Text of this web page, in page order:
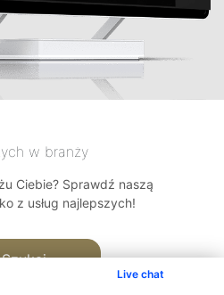
Live chat
w branży
Ciebie? Sprawdź naszą
z usług najlepszych!
Szukaj